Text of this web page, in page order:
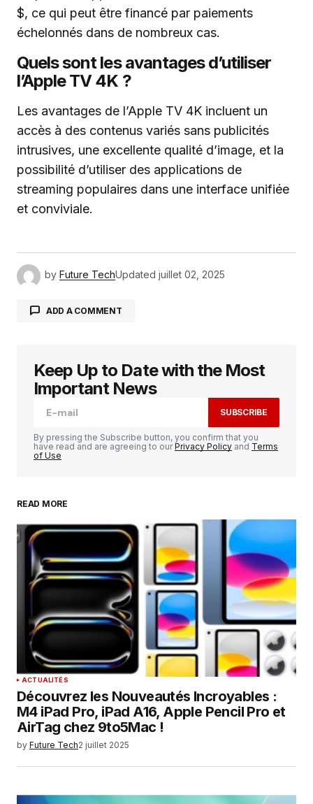
$, ce qui peut être financé par paiements
échelonnés dans de nombreux cas.
Quels sont les avantages d’utiliser
l’Apple TV 4K ?
Les avantages de l’Apple TV 4K incluent un
accès à des contenus variés sans publicités
intrusives, une excellente qualité d’image, et la
possibilité d’utiliser des applications de
streaming populaires dans une interface unifiée
et conviviale.
by Future TechUpdated juillet 02, 2025
ADD A COMMENT
Votre adresse e-mail ne sera pas publiée. Les
champs obligatoires sont indiqués avec
Your Name
Your E-mail*
Enregistrer mon nom, mon e-mail et mon
site dans le navigateur pour mon prochain
commentaire.
SUBMIT COMMENT
Keep Up to Date with the Most
Important News
SUBSCRIBE
By pressing the Subscribe button, you confirm that you
have read and are agreeing to ourPrivacy Policy and Terms
of Use
READ MORE
ACTUALITÉS
Découvrez les Nouveautés Incroyables :
M4 iPad Pro, iPad A16, Apple Pencil Pro et
AirTag chez 9to5Mac !
by Future Tech2 juillet 2025